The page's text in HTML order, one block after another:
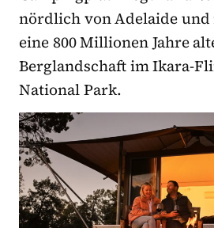
nördlich von Adelaide
eine 800 Millionen Jahre
Berglandschaft im Ikara-
National Park.